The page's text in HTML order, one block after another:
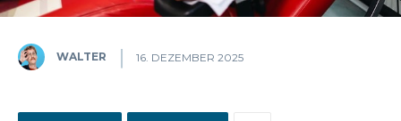
WALTER 16. DEZEMBER 2025